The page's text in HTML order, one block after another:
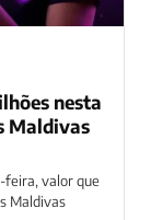
nesta
Maldivas
feira, valor que
Maldivas